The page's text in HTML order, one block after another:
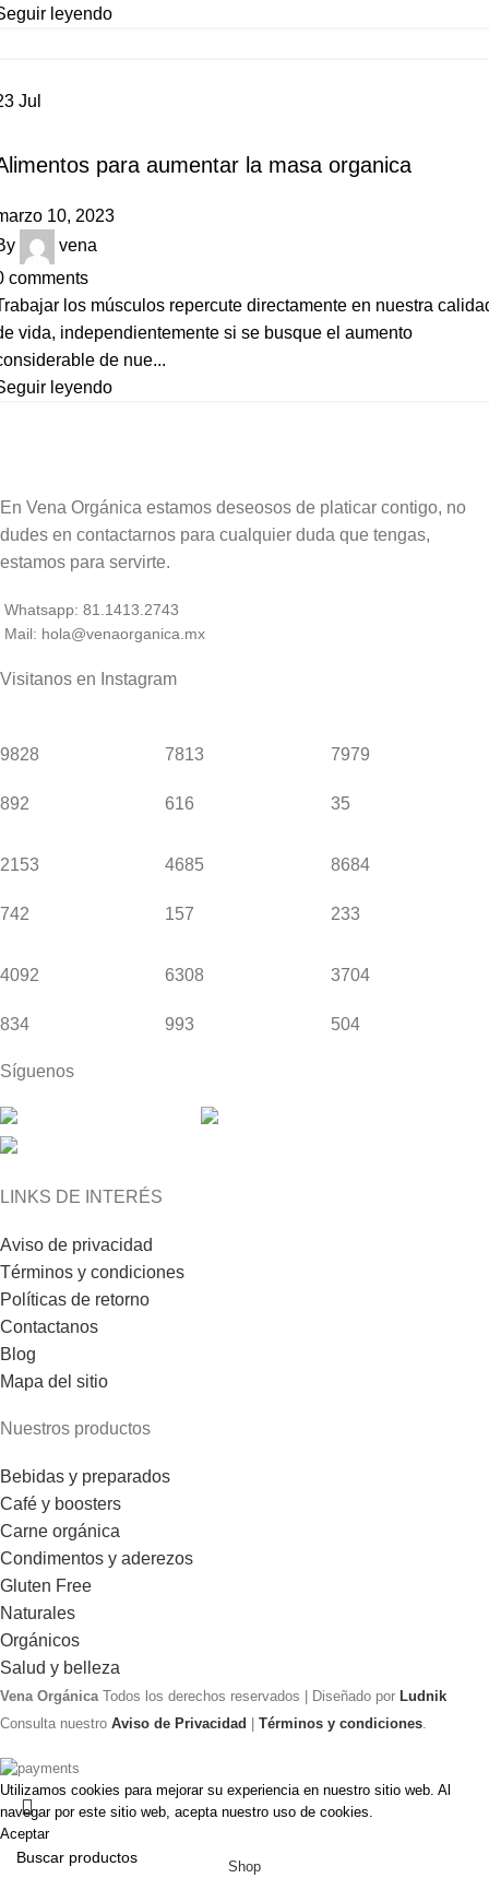
leyendo
Jul
para aumentar la masa organica
10, 2023
vena
comments
los músculos repercute directamente en nuestra
vida, independientemente si se busque el aumento
de nue...
leyendo
En Vena Orgánica estamos deseosos de platicar contigo, no
dudes en contactarnos para cualquier duda que tengas,
estamos para servirte.
Whatsapp: 81.1413.2743
Mail: hola@venaorganica.mx
Visitanos en Instagram
9828
892
7813
616
7979
35
2153
742
4685
157
8684
233
4092
834
6308
993
3704
504
Síguenos
LINKS DE INTERÉS
Aviso de privacidad
Términos y condiciones
Políticas de retorno
Contactanos
Blog
Mapa del sitio
Nuestros productos
Bebidas y preparados
Café y boosters
Carne orgánica
Condimentos y aderezos
Gluten Free
Naturales
Orgánicos
Salud y belleza
Vena Orgánica Todos los derechos reservados | Diseñado por Ludnik
Consulta nuestro Aviso de Privacidad | Términos y condiciones
Utilizamos cookies para mejorar su experiencia en nuestro sitio web. Al
navegar por este sitio web, acepta nuestro uso de cookies.
Aceptar
Shop